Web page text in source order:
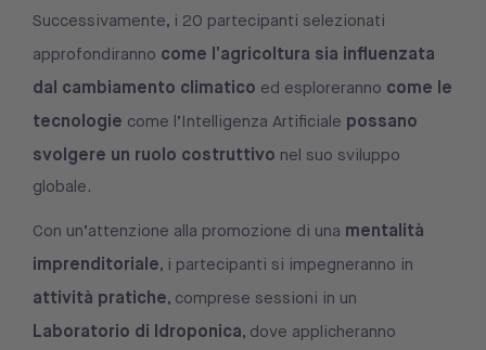
Successivamente, i 20 partecipanti selezionati
approfondiranno come l’agricoltura sia influenzata
dal cambiamento climatico ed esploreranno come le
tecnologie come l’Intelligenza Artificiale possano
svolgere un ruolo costruttivo nel suo sviluppo
globale.
Con un’attenzione alla promozione di una mentalità
imprenditoriale, i partecipanti si impegneranno in
attività pratiche, comprese sessioni in un
Laboratorio di Idroponica, dove applicheranno